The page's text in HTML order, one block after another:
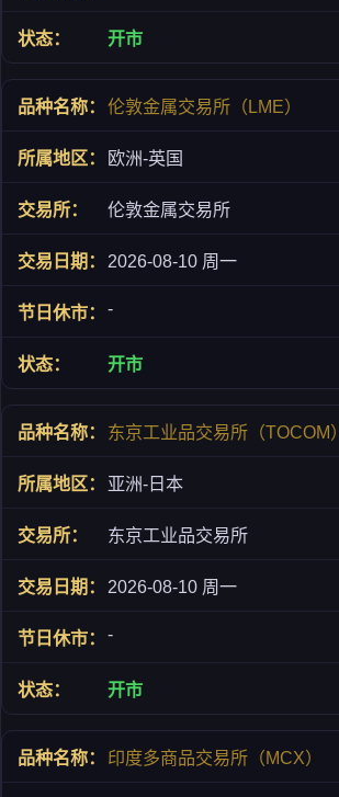
开市
伦敦金属交易所（LME）
欧洲-英国
伦敦金属交易所
2026-08-10 周一
-
开市
东京工业品交易所（TOCOM）
亚洲-日本
东京工业品交易所
2026-08-10 周一
-
开市
印度多商品交易所（MCX）